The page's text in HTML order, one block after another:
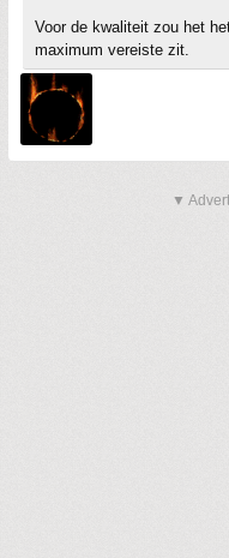
Voor de kwaliteit zou het
maximum vereiste zit.
▼